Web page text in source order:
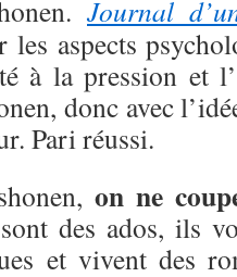
Journal
les aspects
à la pression et
donc avec
Pari réussi.
on ne
des ados, ils
et vivent des